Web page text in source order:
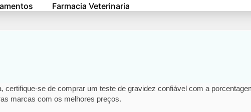
Farmacia Veterinaria
se de comprar um teste de gravidez confiável com a
marcas com os melhores preços.